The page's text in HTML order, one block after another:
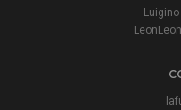
Luigino